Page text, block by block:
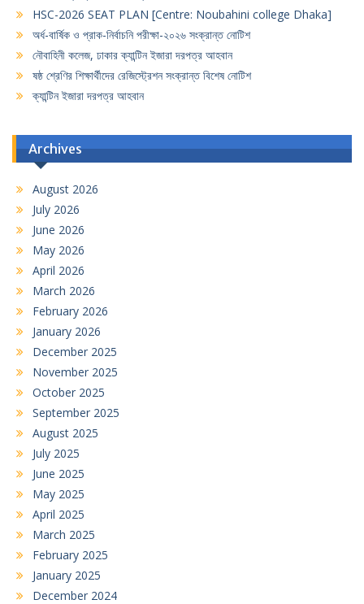
HSC-2026 SEAT PLAN [Centre: Noubahini college Dhaka]
অর্ধ-বার্ষিক ও প্রাক-নির্বাচনি পরীক্ষা-২০২৬ সংক্রান্ত নোটিশ
নৌবাহিনী কলেজ, ঢাকার ক্যান্টিন ইজারা দরপত্র আহবান
ষষ্ঠ শ্রেণির শিক্ষার্থীদের রেজিস্ট্রেশন সংক্রান্ত বিশেষ নোটিশ
ক্যান্টিন ইজারা দরপত্র আহবান
Archives
August 2026
July 2026
June 2026
May 2026
April 2026
March 2026
February 2026
January 2026
December 2025
November 2025
October 2025
September 2025
August 2025
July 2025
June 2025
May 2025
April 2025
March 2025
February 2025
January 2025
December 2024